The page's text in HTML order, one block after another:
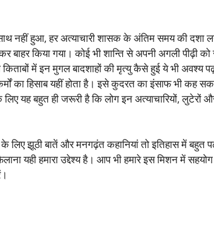
नहीं हुआ, हर अत्याचारी शासक के अंतिम समय की दशा
बाहर किया गया। कोई भी शान्ति से अपनी अगली पीढ़ी को
में इन मुगल बादशाहों की मृत्यु कैसे हुई ये भी अवश्य
का हिसाब यहीं होता है। इसे कुदरत का इंसाफ भी कह
यह बहुत ही जरूरी है कि लोग इन अत्याचारियों,
लिए झूठी बातें और मनगढ़ंत कहानियां तो इतिहास में बहुत
यही हमारा उद्देश्य है। आप भी हमारे इस मिशन में